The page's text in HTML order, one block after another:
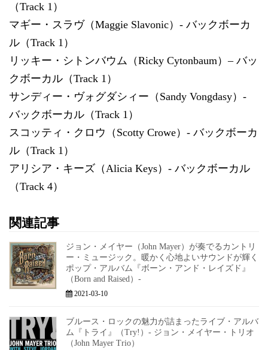
（Track 1）
マギー・スラヴ（Maggie Slavonic）- バックボーカ
ル（Track 1）
リッキー・シトンバウム（Ricky Cytonbaum）– バッ
クボーカル（Track 1）
サンディー・ヴォグダシィー（Sandy Vongdasy）-
バックボーカル（Track 1）
スコッティ・クロウ（Scotty Crowe）- バックボーカ
ル（Track 1）
アリシア・キーズ（Alicia Keys）- バックボーカル
（Track 4）
関連記事
ジョン・メイヤー（John Mayer）が奏でるカントリ
ー・ミュージック。暖かく心地よいサウンドが輝く
ポップ・アルバム『ボーン・アンド・レイズド』
（Born and Raised）-
2021-03-10
ブルース・ロックの魅力が詰まったライブ・アルバ
ム『トライ』（Try!）- ジョン・メイヤー・トリオ
（John Mayer Trio）